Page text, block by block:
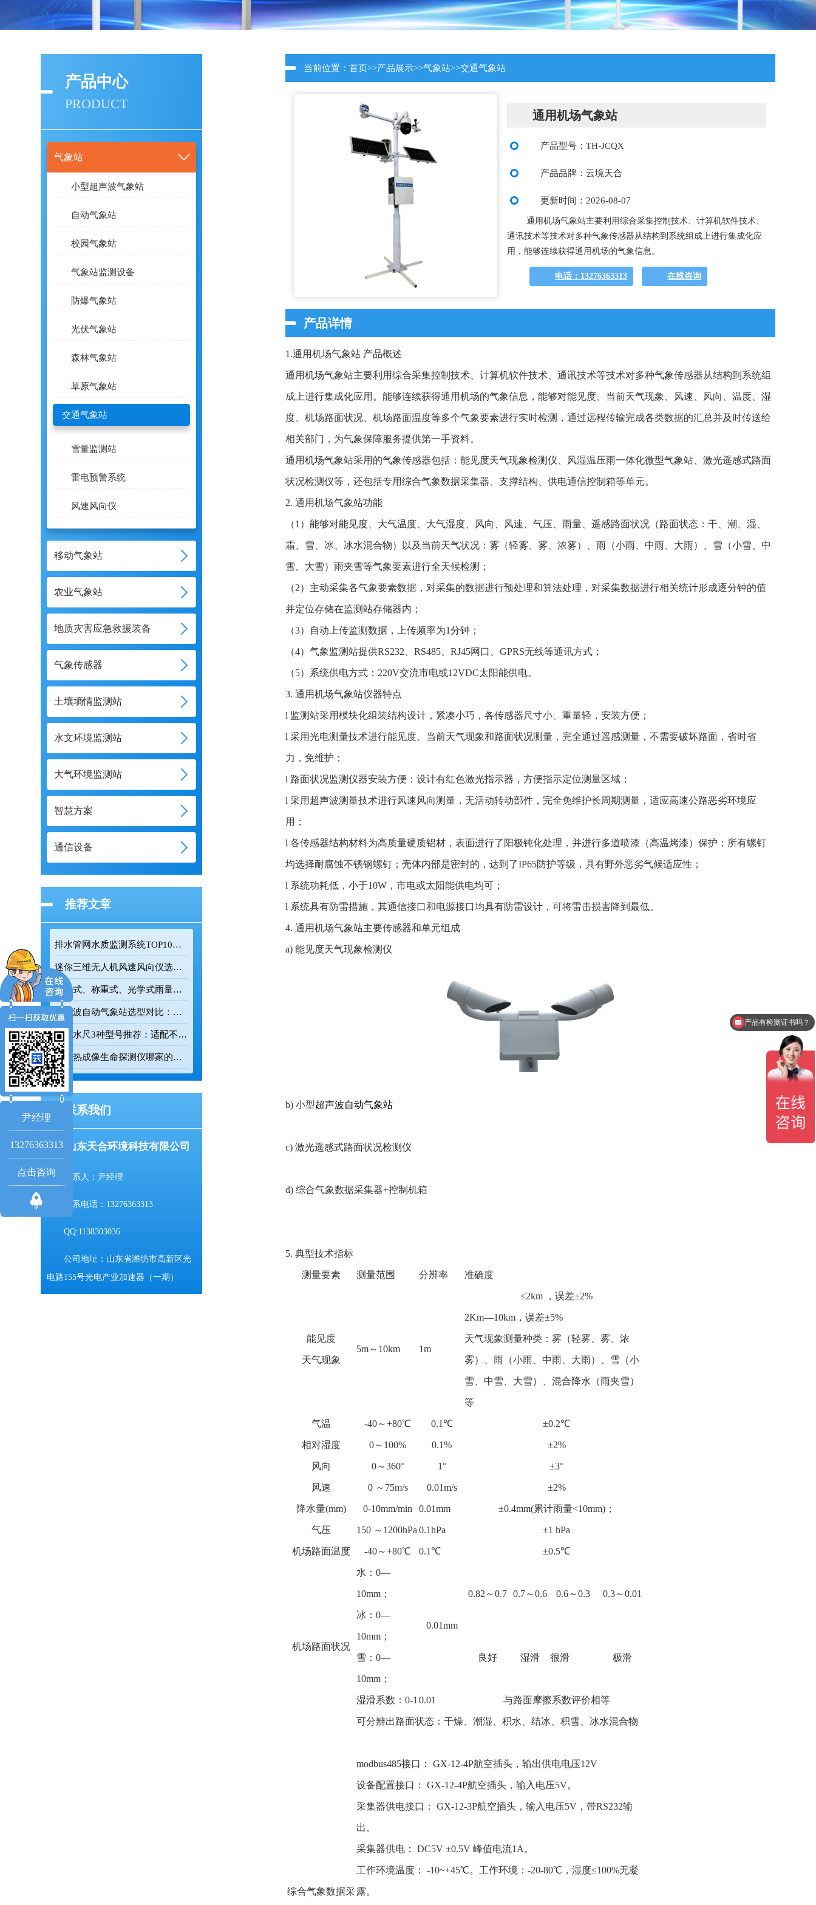
产品中心
PRODUCT
气象站
小型超声波气象站
自动气象站
校园气象站
气象站监测设备
防爆气象站
光伏气象站
森林气象站
草原气象站
交通气象站
雪量监测站
雷电预警系统
风速风向仪
移动气象站
农业气象站
地质灾害应急救援装备
气象传感器
土壤墒情监测站
水文环境监测站
大气环境监测站
智慧方案
通信设备
推荐文章
排水管网水质监测系统TOP10推荐榜单
迷你三维无人机风速风向仪选型：云境天合TH-F1H助力空中风场监测
翻斗式、称重式、光学式雨量计精度大横评：哪种雨量计测量最准？
超声波自动气象站选型对比：云境天合 TH-CQX6 与天蔚 TW-CQX5 推荐
电子水尺3种型号推荐：适配不同水深监测场景
红外热成像生命探测仪哪家的好用？TH-860TH这款救援项目都在用
联系我们
山东天合环境科技有限公司
联系人：尹经理
联系电话：13276363313
QQ:1138303036
公司地址：山东省潍坊市高新区光
电路155号光电产业加速器（一期）
当前位置：首页>>产品展示>>气象站>>交通气象站
通用机场气象站
产品型号：TH-JCQX
产品品牌：云境天合
更新时间：2026-08-07
通用机场气象站主要利用综合采集控制技术、计算机软件技术、
通讯技术等技术对多种气象传感器从结构到系统组成上进行集成化应
用，能够连续获得通用机场的气象信息。
电话：13276363313 在线咨询
产品详情
1.通用机场气象站 产品概述
通用机场气象站主要利用综合采集控制技术、计算机软件技术、通讯技术等技术对多种气象传感器从结构到系统组
成上进行集成化应用。能够连续获得通用机场的气象信息，能够对能见度、当前天气现象、风速、风向、温度、湿
度、机场路面状况、机场路面温度等多个气象要素进行实时检测，通过远程传输完成各类数据的汇总并及时传送给
相关部门，为气象保障服务提供第一手资料。
通用机场气象站采用的气象传感器包括：能见度天气现象检测仪、风湿温压雨一体化微型气象站、激光遥感式路面
状况检测仪等，还包括专用综合气象数据采集器、支撑结构、供电通信控制箱等单元。
2. 通用机场气象站功能
（1）能够对能见度、大气温度、大气湿度、风向、风速、气压、雨量、遥感路面状况（路面状态：干、潮、湿、
霜、雪、冰、冰水混合物）以及当前天气状况：雾（轻雾、雾、浓雾）、雨（小雨、中雨、大雨）、雪（小雪、中
雪、大雪）雨夹雪等气象要素进行全天候检测；
（2）主动采集各气象要素数据，对采集的数据进行预处理和算法处理，对采集数据进行相关统计形成逐分钟的值
并定位存储在监测站存储器内；
（3）自动上传监测数据，上传频率为1分钟；
（4）气象监测站提供RS232、RS485、RJ45网口、GPRS无线等通讯方式；
（5）系统供电方式：220V交流市电或12VDC太阳能供电。
3. 通用机场气象站仪器特点
l 监测站采用模块化组装结构设计，紧凑小巧，各传感器尺寸小、重量轻，安装方便；
l 采用光电测量技术进行能见度、当前天气现象和路面状况测量，完全通过遥感测量，不需要破坏路面，省时省
力，免维护；
l 路面状况监测仪器安装方便：设计有红色激光指示器，方便指示定位测量区域；
l 采用超声波测量技术进行风速风向测量，无活动转动部件，完全免维护长周期测量，适应高速公路恶劣环境应
用；
l 各传感器结构材料为高质量硬质铝材，表面进行了阳极钝化处理，并进行多道喷漆（高温烤漆）保护；所有螺钉
均选择耐腐蚀不锈钢螺钉；壳体内部是密封的，达到了IP65防护等级，具有野外恶劣气候适应性；
l 系统功耗低，小于10W，市电或太阳能供电均可；
l 系统具有防雷措施，其通信接口和电源接口均具有防雷设计，可将雷击损害降到最低。
4. 通用机场气象站主要传感器和单元组成
a) 能见度天气现象检测仪
b) 小型超声波自动气象站
c) 激光遥感式路面状况检测仪
d) 综合气象数据采集器+控制机箱
5. 典型技术指标
测量要素 测量范围 分辨率 准确度
能见度
天气现象
5m～10km 1m
≤2km ，误差±2%
2Km—10km，误差±5%
天气现象测量种类：雾（轻雾、雾、浓
雾）、雨（小雨、中雨、大雨）、雪（小
雪、中雪、大雪）、混合降水（雨夹雪）
等
气温 -40～+80℃ 0.1℃ ±0.2℃
相对湿度 0～100% 0.1% ±2%
风向 0～360° 1° ±3°
风速 0 ～75m/s 0.01m/s ±2%
降水量(mm) 0-10mm/min 0.01mm ±0.4mm(累计雨量<10mm)；
气压 150 ～1200hPa 0.1hPa ±1 hPa
机场路面温度 -40～+80℃ 0.1℃ ±0.5℃
机场路面状况
水：0—
10mm；
冰：0—
10mm；
雪：0—
10mm；
0.01mm
0.82～0.7 0.7～0.6 0.6～0.3 0.3～0.01
良好 湿滑 很滑 极滑
湿滑系数：0-1 0.01 与路面摩擦系数评价相等
可分辨出路面状态：干燥、潮湿、积水、结冰、积雪、冰水混合物
综合气象数据采
modbus485接口： GX-12-4P航空插头，输出供电电压12V
设备配置接口： GX-12-4P航空插头，输入电压5V。
采集器供电接口： GX-12-3P航空插头，输入电压5V，带RS232输
出。
采集器供电： DC5V ±0.5V 峰值电流1A。
工作环境温度： -10~+45℃。工作环境：-20-80℃，湿度≤100%无凝
露。
尹经理
13276363313
点击咨询
设备包含安装吗？
产品有检测证书吗？